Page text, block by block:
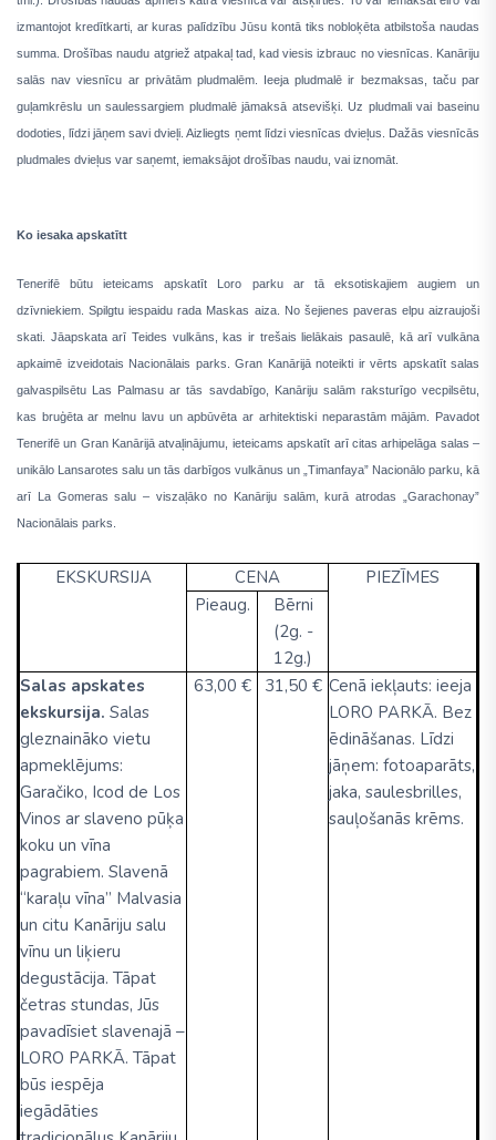
izmantojot kredītkarti, ar kuras palīdzību Jūsu kontā tiks nobloķēta atbilstoša naudas
summa. Drošības naudu atgriež atpakaļ tad, kad viesis izbrauc no viesnīcas. Kanāriju
salās nav viesnīcu ar privātām pludmalēm. Ieeja pludmalē ir bezmaksas, taču par
guļamkrēslu un saulessargiem pludmalē jāmaksā atsevišķi. Uz pludmali vai baseinu
dodoties, līdzi jāņem savi dvieļi. Aizliegts ņemt līdzi viesnīcas dvieļus. Dažās viesnīcās
pludmales dvieļus var saņemt, iemaksājot drošības naudu, vai iznomāt.
Ko iesaka apskatītt
Tenerifē būtu ieteicams apskatīt Loro parku ar tā eksotiskajiem augiem un
dzīvniekiem. Spilgtu iespaidu rada Maskas aiza. No šejienes paveras elpu aizraujoši
skati. Jāapskata arī Teides vulkāns, kas ir trešais lielākais pasaulē, kā arī vulkāna
apkaimē izveidotais Nacionālais parks. Gran Kanārijā noteikti ir vērts apskatīt salas
galvaspilsētu Las Palmasu ar tās savdabīgo, Kanāriju salām raksturīgo vecpilsētu,
kas bruģēta ar melnu lavu un apbūvēta ar arhitektiski neparastām mājām. Pavadot
Tenerifē un Gran Kanārijā atvaļinājumu, ieteicams apskatīt arī citas arhipelāga salas –
unikālo Lansarotes salu un tās darbīgos vulkānus un „Timanfaya” Nacionālo parku, kā
arī La Gomeras salu – viszaļāko no Kanāriju salām, kurā atrodas „Garachonay”
Nacionālais parks.
EKSKURSIJA CENA
PIEZĪMES
Pieaug.
Bērni
(2g. -
12g.)
Salas apskates
ekskursija. Salas
gleznaināko vietu
apmeklējums:
Garačiko, Icod de Los
Vinos ar slaveno pūķa
koku un vīna
pagrabiem. Slavenā
“karaļu vīna” Malvasia
un citu Kanāriju salu
vīnu un liķieru
degustācija. Tāpat
četras stundas, Jūs
pavadīsiet slavenajā –
LORO PARKĀ. Tāpat
būs iespēja
iegādāties
63,00 € 31,50 € Cenā iekļauts: ieeja
LORO PARKĀ. Bez
ēdināšanas. Līdzi
jāņem: fotoaparāts,
jaka, saulesbrilles,
sauļošanās krēms.